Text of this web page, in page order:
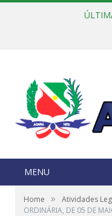
MENU
Home » Atividades
ORDINÁRIA, DE 05 DE